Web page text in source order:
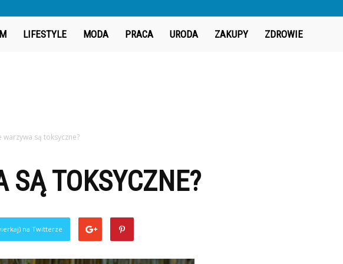
LIFESTYLE MODA PRACA URODA ZAKUPY ZDROWIE
warzywa są toksyczne?
SĄ TOKSYCZNE?
na Twitterze